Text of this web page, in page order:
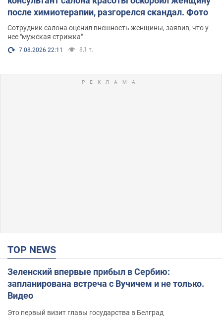
после химиотерапии, разгорелся скандал. Фото
Сотрудник салона оценил внешность женщины, заявив, что у
нее "мужская стрижка"
7.08.2026 22:11 8,1 т.
TOP NEWS
Зеленский впервые прибыл в Сербию:
запланирована встреча с Вучичем и не только.
Видео
Это первый визит главы государства в Белград